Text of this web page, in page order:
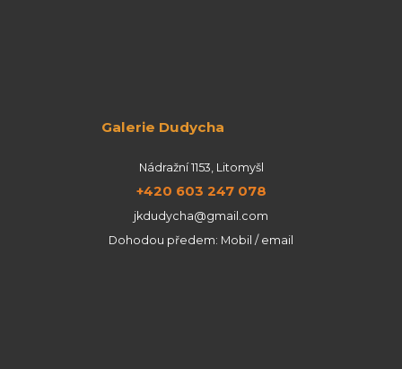
Galerie Dudycha
Nádražní 1153, Litomyšl
+420 603 247 078
jkdudycha@gmail.com
Dohodou předem: Mobil / email